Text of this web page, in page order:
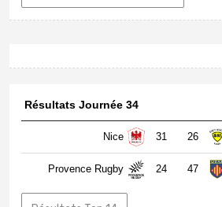
Résultats Journée 34
Nice 31 26
Provence Rugby 24 47